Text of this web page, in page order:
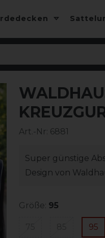
Art.-Nr: 6881
Super günstige
Design von
Größe: 95
95